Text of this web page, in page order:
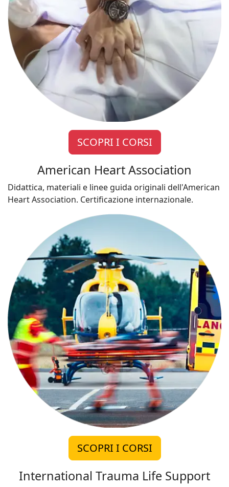
SCOPRI I CORSI
American Heart Association
Didattica, materiali e linee guida originali dell'American
Heart Association. Certificazione internazionale.
SCOPRI I CORSI
International Trauma Life Support